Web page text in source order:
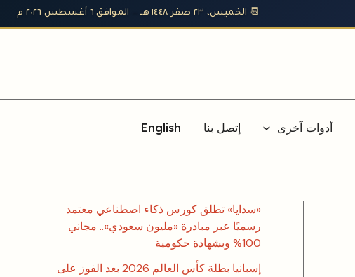
📆 الخميس، ٢٣ صفر ١٤٤٨ هـ — الموافق ٦ أغسطس ٢٠٢٦ م
أدوات آخرى إتصل بنا English
«سدايا» تطلق كورس ذكاء اصطناعي معتمد
رسميًا عبر مبادرة «مليون سعودي».. مجاني
100% وبشهادة حكومية
إسبانيا بطلة كأس العالم 2026 بعد الفوز على